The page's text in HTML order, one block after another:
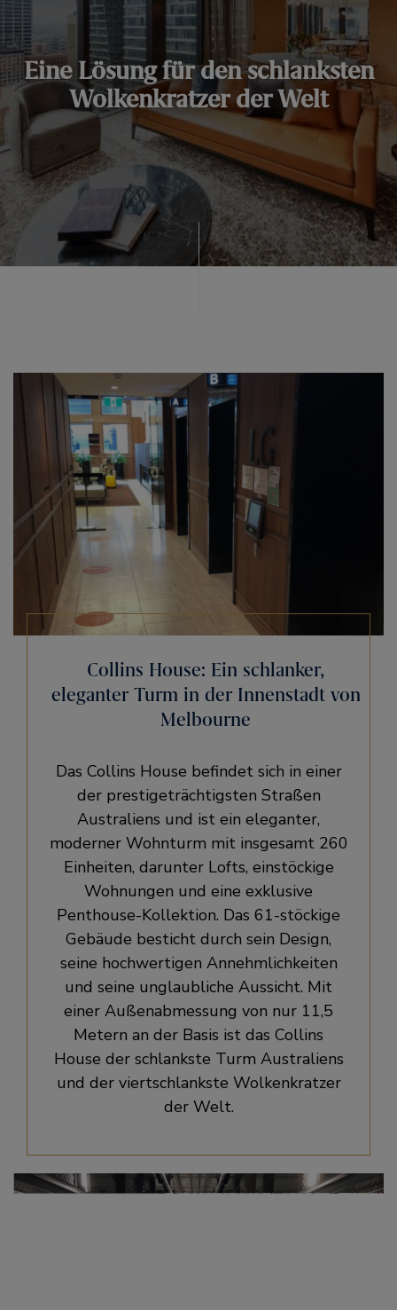
Eine Lösung für den schlanksten
Wolkenkratzer der Welt
Collins House: Ein schlanker,
eleganter Turm in der Innenstadt von
Melbourne
Das Collins House befindet sich in einer
der prestigeträchtigsten Straßen
Australiens und ist ein eleganter,
moderner Wohnturm mit insgesamt 260
Einheiten, darunter Lofts, einstöckige
Wohnungen und eine exklusive
Penthouse-Kollektion. Das 61-stöckige
Gebäude besticht durch sein Design,
seine hochwertigen Annehmlichkeiten
und seine unglaubliche Aussicht. Mit
einer Außenabmessung von nur 11,5
Metern an der Basis ist das Collins
House der schlankste Turm Australiens
und der viertschlankste Wolkenkratzer
der Welt.